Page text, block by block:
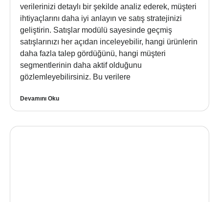
verilerinizi detaylı bir şekilde analiz ederek, müşteri
ihtiyaçlarını daha iyi anlayın ve satış stratejinizi
geliştirin. Satışlar modülü sayesinde geçmiş
satışlarınızı her açıdan inceleyebilir, hangi ürünlerin
daha fazla talep gördüğünü, hangi müşteri
segmentlerinin daha aktif olduğunu
gözlemleyebilirsiniz. Bu verilere
Devamını Oku